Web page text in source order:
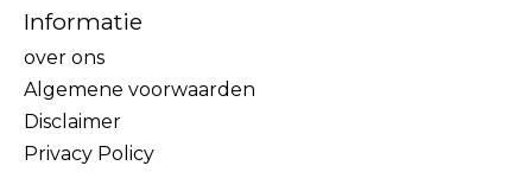
Informatie
over ons
Algemene voorwaarden
Disclaimer
Privacy Policy